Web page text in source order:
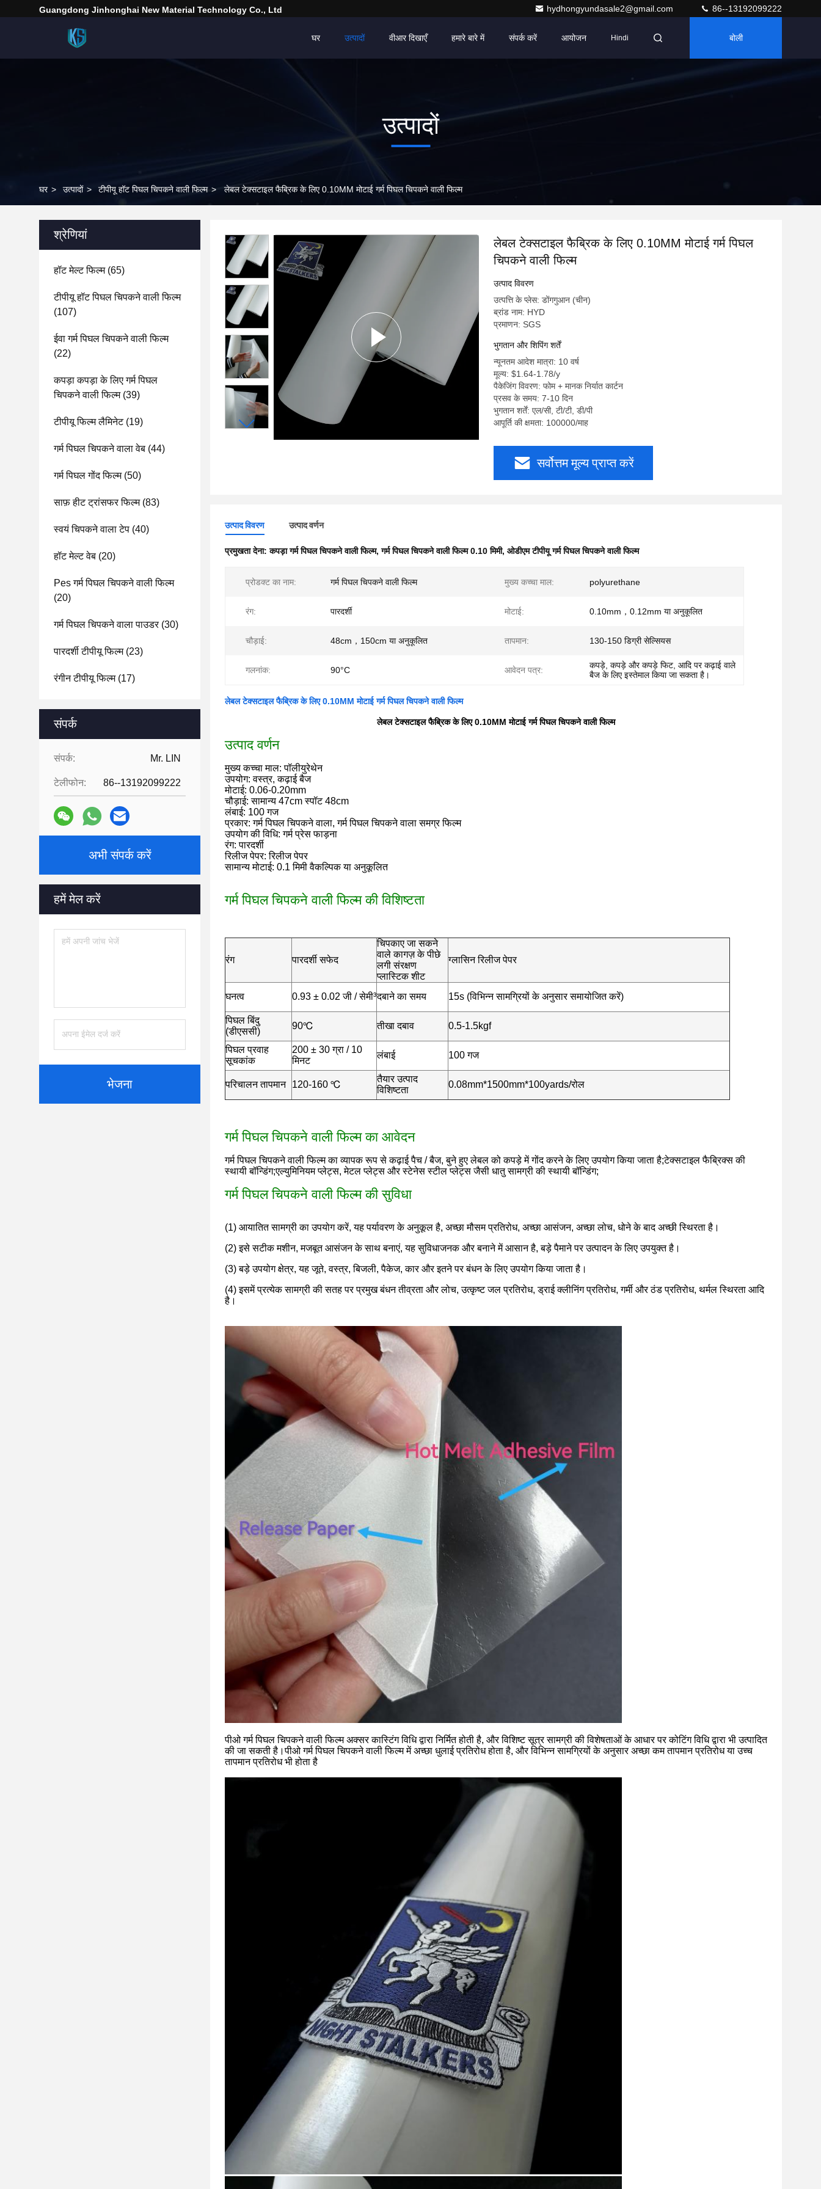
Guangdong Jinhonghai New Material Technology Co., Ltd hydhongyundasale2@gmail.com 86--13192099222
घर उत्पादों वीआर दिखाएँ हमारे बारे में संपर्क करें आयोजन Hindi बोली
उत्पादों
घर > उत्पादों > टीपीयू हॉट पिघल चिपकने वाली फिल्म > लेबल टेक्सटाइल फैब्रिक के लिए 0.10MM मोटाई गर्म पिघल चिपकने वाली फिल्म
श्रेणियां
हॉट मेल्ट फिल्म(65)
टीपीयू हॉट पिघल चिपकने वाली फिल्म
(107)
ईवा गर्म पिघल चिपकने वाली फिल्म
(22)
कपड़ा कपड़ा के लिए गर्म पिघल
चिपकने वाली फिल्म(39)
टीपीयू फिल्म लैमिनेट(19)
गर्म पिघल चिपकने वाला वेब (44)
गर्म पिघल गोंद फिल्म(50)
साफ़ हीट ट्रांसफर फिल्म(83)
स्वयं चिपकने वाला टेप (40)
हॉट मेल्ट वेब (20)
Pes गर्म पिघल चिपकने वाली फिल्म
(20)
गर्म पिघल चिपकने वाला पाउडर(30)
पारदर्शी टीपीयू फिल्म(23)
रंगीन टीपीयू फिल्म(17)
संपर्क
संपर्क: Mr. LIN
टेलीफोन: 86--13192099222
अभी संपर्क करें
हमें मेल करें
भेजना
लेबल टेक्सटाइल फैब्रिक के लिए 0.10MM मोटाई गर्म पिघल
चिपकने वाली फिल्म
उत्पाद विवरण
उत्पत्ति के प्लेस: डोंगगुआन (चीन)
ब्रांड नाम: HYD
प्रमाणन: SGS
भुगतान और शिपिंग शर्तें
न्यूनतम आदेश मात्रा: 10 वर्ष
मूल्य: $1.64-1.78/y
पैकेजिंग विवरण: फोम + मानक निर्यात कार्टन
प्रसव के समय: 7-10 दिन
भुगतान शर्तें: एल/सी, टी/टी, डी/पी
आपूर्ति की क्षमता: 100000/माह
सर्वोत्तम मूल्य प्राप्त करें
उत्पाद विवरण उत्पाद वर्णन
प्रमुखता देना:कपड़ा गर्म पिघल चिपकने वाली फिल्म,गर्म पिघल चिपकने वाली फिल्म 0.10 मिमी, ओडीएम टीपीयू गर्म पिघल चिपकने वाली फिल्म
प्रोडक्ट का नाम: गर्म पिघल चिपकने वाली फिल्म मुख्य कच्चा माल: polyurethane
रंग: पारदर्शी मोटाई: 0.10mm，0.12mm या अनुकूलित
चौड़ाई: 48cm，150cm या अनुकूलित तापमान: 130-150 डिग्री सेल्सियस
गलनांक: 90°C आवेदन पत्र:
कपड़े, कपड़े और कपड़े फिट, आदि पर कढ़ाई वाले
बैज के लिए इस्तेमाल किया जा सकता है।
लेबल टेक्सटाइल फैब्रिक के लिए 0.10MM मोटाई गर्म पिघल चिपकने वाली फिल्म
लेबल टेक्सटाइल फैब्रिक के लिए 0.10MM मोटाई गर्म पिघल चिपकने वाली फिल्म
उत्पाद वर्णन
मुख्य कच्चा माल: पॉलीयुरेथेन
उपयोग: वस्त्र, कढ़ाई बैज
मोटाई: 0.06-0.20mm
चौड़ाई: सामान्य 47cm स्पॉट 48cm
लंबाई: 100 गज
प्रकार: गर्म पिघल चिपकने वाला, गर्म पिघल चिपकने वाला समग्र फिल्म
उपयोग की विधि: गर्म प्रेस फाड़ना
रंग: पारदर्शी
रिलीज पेपर: रिलीज पेपर
सामान्य मोटाई: 0.1 मिमी वैकल्पिक या अनुकूलित
गर्म पिघल चिपकने वाली फिल्म की विशिष्टता
रंग पारदर्शी सफेद
चिपकाए जा सकने
वाले कागज़ के पीछे
लगी संरक्षण
प्लास्टिक शीट
ग्लासिन रिलीज पेपर
घनत्व 0.93 ± 0.02 जी / सेमी³दबाने का समय 15s (विभिन्न सामग्रियों के अनुसार समायोजित करें)
पिघल बिंदु
(डीएससी)
90℃ तीखा दबाव 0.5-1.5kgf
पिघल प्रवाह
सूचकांक
200 ± 30 ग्रा / 10
मिनट
लंबाई 100 गज
परिचालन तापमान 120-160 ℃
तैयार उत्पाद
विशिष्टता
0.08mm*1500mm*100yards/रोल
गर्म पिघल चिपकने वाली फिल्म का आवेदन
गर्म पिघल चिपकने वाली फिल्म का व्यापक रूप से कढ़ाई पैच / बैज, बुने हुए लेबल को कपड़े में गोंद करने के लिए उपयोग किया जाता है;टेक्सटाइल फैब्रिक्स की
स्थायी बॉन्डिंग;एल्युमिनियम प्लेट्स, मेटल प्लेट्स और स्टेनेस स्टील प्लेट्स जैसी धातु सामग्री की स्थायी बॉन्डिंग;
गर्म पिघल चिपकने वाली फिल्म की सुविधा
(1) आयातित सामग्री का उपयोग करें, यह पर्यावरण के अनुकूल है, अच्छा मौसम प्रतिरोध, अच्छा आसंजन, अच्छा लोच, धोने के बाद अच्छी स्थिरता है।
(2) इसे सटीक मशीन, मजबूत आसंजन के साथ बनाएं, यह सुविधाजनक और बनाने में आसान है, बड़े पैमाने पर उत्पादन के लिए उपयुक्त है।
(3) बड़े उपयोग क्षेत्र, यह जूते, वस्त्र, बिजली, पैकेज, कार और इतने पर बंधन के लिए उपयोग किया जाता है।
(4) इसमें प्रत्येक सामग्री की सतह पर प्रमुख बंधन तीव्रता और लोच, उत्कृष्ट जल प्रतिरोध, ड्राई क्लीनिंग प्रतिरोध, गर्मी और ठंड प्रतिरोध, थर्मल स्थिरता आदि
है।
पीओ गर्म पिघल चिपकने वाली फिल्म अक्सर कास्टिंग विधि द्वारा निर्मित होती है, और विशिष्ट सूत्र सामग्री की विशेषताओं के आधार पर कोटिंग विधि द्वारा भी उत्पादित
की जा सकती है।पीओ गर्म पिघल चिपकने वाली फिल्म में अच्छा धुलाई प्रतिरोध होता है, और विभिन्न सामग्रियों के अनुसार अच्छा कम तापमान प्रतिरोध या उच्च
तापमान प्रतिरोध भी होता है